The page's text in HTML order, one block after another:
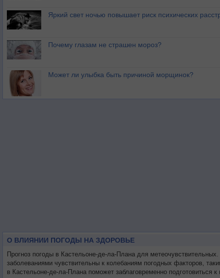
Яркий свет ночью повышает риск психических
Почему глазам не страшен мороз?
Может ли улыбка быть причиной морщинок?
О ВЛИЯНИИ ПОГОДЫ НА ЗДОРОВЬЕ
Прогноз погоды в Кастельоне-де-ла-Плана для
заболеваниями чувствительны к колебаниям погодных факторов,
в Кастельоне-де-ла-Плана поможет заблаговременно